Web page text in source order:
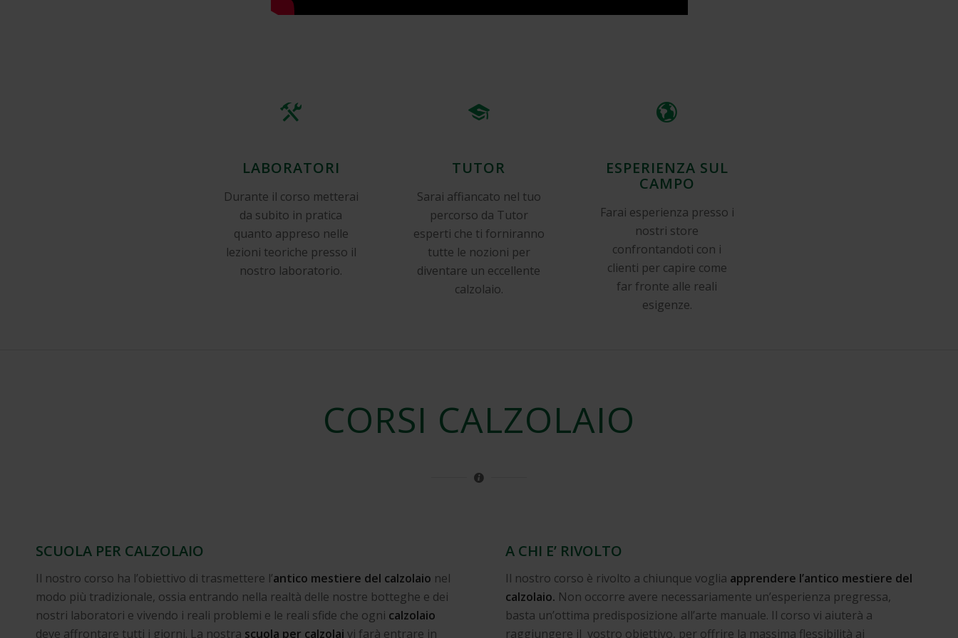
LABORATORI
Durante il corso metterai
da subito in pratica
quanto appreso nelle
lezioni teoriche presso il
nostro laboratorio.
TUTOR
Sarai affiancato nel tuo
percorso da Tutor
esperti che ti forniranno
tutte le nozioni per
diventare un eccellente
calzolaio.
ESPERIENZA SUL
CAMPO
Farai esperienza presso i
nostri store
confrontandoti con i
clienti per capire come
far fronte alle reali
esigenze.
CORSI CALZOLAIO
SCUOLA PER CALZOLAIO
Il nostro corso ha l’obiettivo di trasmettere l’antico mestiere del calzolaio nel
modo più tradizionale, ossia entrando nella realtà delle nostre botteghe e dei
nostri laboratori e vivendo i reali problemi e le reali sfide che ogni calzolaio
deve affrontare tutti i giorni. La nostra scuola per calzolai vi farà entrare in
A CHI E’ RIVOLTO
Il nostro corso è rivolto a chiunque voglia apprendere l’antico mestiere del
calzolaio. Non occorre avere necessariamente un’esperienza pregressa,
basta un’ottima predisposizione all’arte manuale. Il corso vi aiuterà a
raggiungere il vostro obiettivo, per offrire la massima flessibilità ai